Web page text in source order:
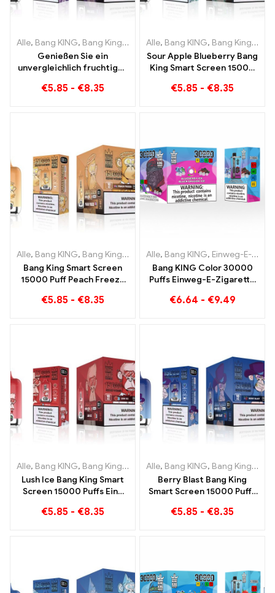
Alle, Bang KING, Bang King Smart Screen 15000 Puff ,Einweg-E-
Genießen Sie ein
unvergleichlich fruchtiges
Jelly Bang King Smart
€5.85 - €8.35
Alle, Bang KING, Bang King Smart Screen 15000 Puff
Sour Apple Blueberry Bang
King Smart Screen 15000
Dampferlebnis voller
€5.85 - €8.35
Alle, Bang KING, Bang King Smart Screen 15000 Puff ,Einweg-E-
Bang King Smart Screen
15000 Puff Peach Freeze
€5.85 - €8.35
Alle, Bang KING, Einweg-E-Zigaretten Litauen
Bang KING Color 30000
Puffs Einweg-E-Zigarette
den
€6.64 - €9.49
Alle, Bang KING, Bang King Smart Screen 15000 Puff ,Einweg-E-
Lush Ice Bang King Smart
Screen 15000 Puffs Eine
Mischung aus
€5.85 - €8.35
Alle, Bang KING, Bang King Smart Screen 15000 Puff
Berry Blast Bang King
Smart Screen 15000 Puffs
neuen Generation
€5.85 - €8.35